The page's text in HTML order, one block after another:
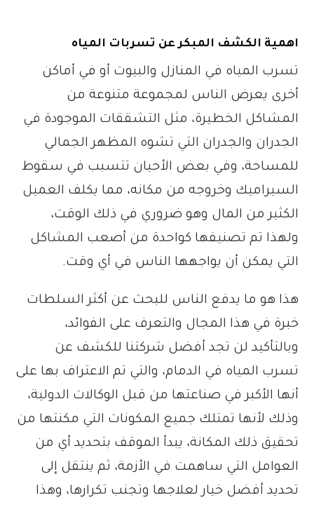
اهمية الكشف المبكر عن تسربات المياه
تسرب المياه في المنازل والبيوت أو في أماكن
أخرى يعرض الناس لمجموعة متنوعة من
المشاكل الخطيرة، مثل التشققات الموجودة في
الجدران والجدران التي تشوه المظهر الجمالي
للمساحة، وفي بعض الأحيان تتسبب في سقوط
السيراميك وخروجه من مكانه، مما يكلف العميل
الكثير من المال وهو ضروري في ذلك الوقت،
ولهذا تم تصنيفها كواحدة من أصعب المشاكل
التي يمكن أن يواجهها الناس في أي وقت.
هذا هو ما يدفع الناس للبحث عن أكثر السلطات
خبرة في هذا المجال والتعرف على الفوائد،
وبالتأكيد لن تجد أفضل شركتنا للكشف عن
تسرب المياه في الدمام، والتي تم الاعتراف بها على
أنها الأكبر في صناعتها من قبل الوكالات الدولية،
وذلك لأنها تمتلك جميع المكونات التي مكنتها من
تحقيق ذلك المكانة، يبدأ الموقف بتحديد أي من
العوامل التي ساهمت في الأزمة، ثم ينتقل إلى
تحديد أفضل خيار لعلاجها وتجنب تكرارها، وهذا